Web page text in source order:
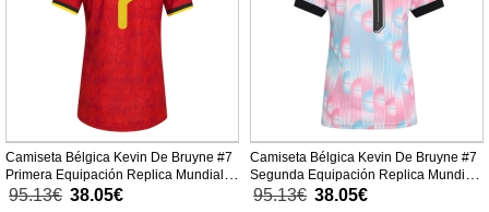
Camiseta Bélgica Kevin De Bruyne #7
Primera Equipación Replica Mundial
2026 para mujer mangas cortas
95.13€ 38.05€
Camiseta Bélgica Kevin De Bruyne #7
Segunda Equipación Replica Mundial
2026 para mujer mangas cortas
95.13€ 38.05€